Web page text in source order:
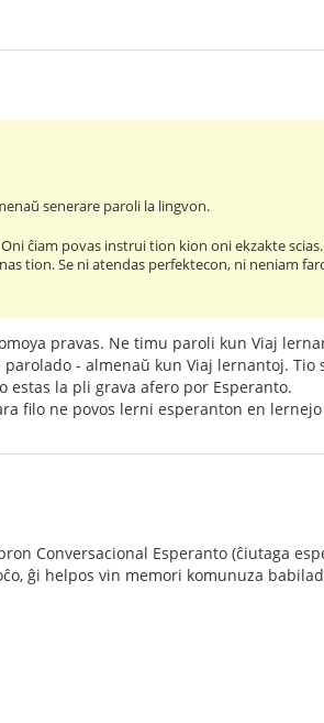
senerare paroli la lingvon.
ĉiam povas instrui tion kion oni ekzakte
tion. Se ni atendas perfektecon, ni neniam
pravas. Ne timu paroli kun Viaj
- almenaŭ kun Viaj lernantoj. Tio
estas la pli grava afero por Esperanto.
filo ne povos lerni esperanton en
Conversacional Esperanto (ĉiutaga
ĝi helpos vin memori komunuza